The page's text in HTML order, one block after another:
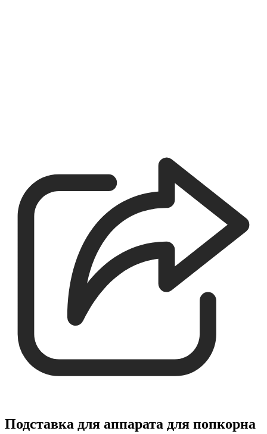
Подставка для аппарата для попкорна